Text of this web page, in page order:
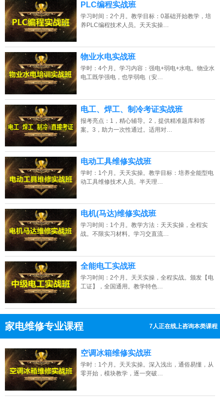
PLC编程实战班
学习时间：2个月。教学目标：0基础开始教学，培
养PLC编程技术人员。天天实操…
物业水电实战班
学时：4个月。学习内容：强电+弱电+水电。物业水
电工既学强电，也学弱电（安…
电工、焊工、制冷考证实战班
报考亮点：1，精心辅导。2，提供精准题库和答
案。3，助力一次性通过。适用对…
电动工具维修实战班
学时：1个月。天天实操。教学目标：培养全能型电
动工具维修技术人员。半天理…
电机(马达)维修实战班
学习时间：1个月。教学方法：天天实操，全程实
战。不限实习材料。学习交直流…
全能电工实战班
学习时间：2个月。天天实操，全程实战。颁发【电
工证】，全国通用。教学特色…
家电维修专业课程 7人正在线上咨询本类课程
点击免费咨询电话：13807313137
空调冰箱维修实战班
学时：1个月。天天实操。深入浅出，通俗易懂，从
零开始，模块教学，逐一突破…